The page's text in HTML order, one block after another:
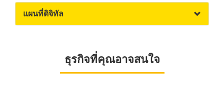
แผนที่ดิจิทัล
ธุรกิจที่คุณอาจสนใจ